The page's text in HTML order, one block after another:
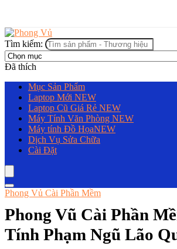
Tìm kiếm:
Đã thích
Mục Sản Phẩm
Laptop Mới NEW
Laptop Cũ Giá Rẻ NEW
Máy Tính Văn Phòng NEW
Máy tính Đồ HọaNEW
Dịch Vụ Sửa Chữa
Cài Đặt
Phong Vủ Cài Phần Mềm
Phong Vũ Cài Phần
Tính Phạm Ngũ Lão